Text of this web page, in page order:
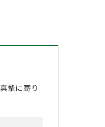
摯に寄り